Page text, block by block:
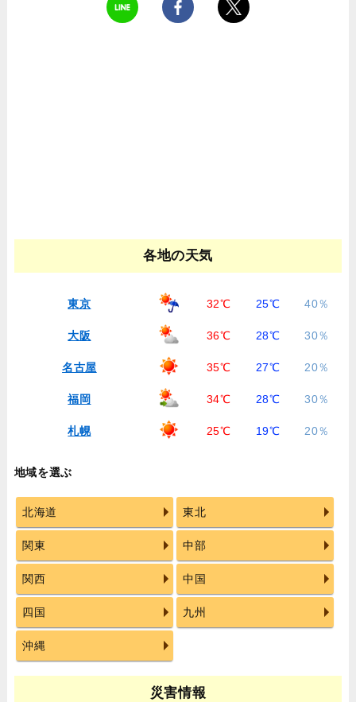
各地の天気
東京 32℃ 25℃ 40％
大阪 36℃ 28℃ 30％
名古屋 35℃ 27℃ 20％
福岡 34℃ 28℃ 30％
札幌 25℃ 19℃ 20％
地域を選ぶ
北海道 東北
関東 中部
関西 中国
四国 九州
沖縄
災害情報